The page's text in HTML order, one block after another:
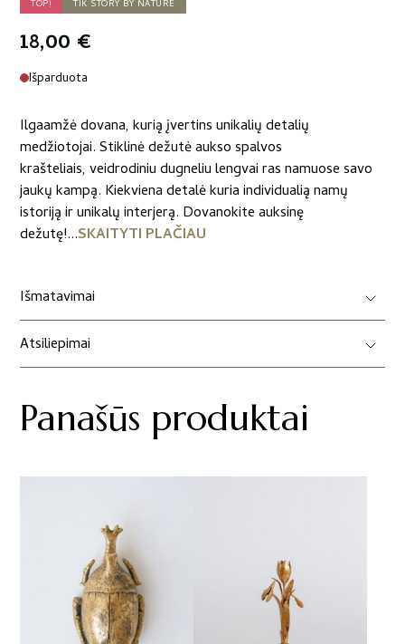
TOP! TIK STORY BY NATURE
18,00 €
Išparduota
Ilgaamžė dovana, kurią įvertins unikalių detalių
medžiotojai. Stiklinė dežutė aukso spalvos
krašteliais, veidrodiniu dugneliu lengvai ras namuose savo
jaukų kampą. Kiekviena detalė kuria individualią namų
istoriją ir unikalų interjerą. Dovanokite auksinę
dežutę!...SKAITYTI PLAČIAU
Išmatavimai
Atsiliepimai
Panašūs produktai